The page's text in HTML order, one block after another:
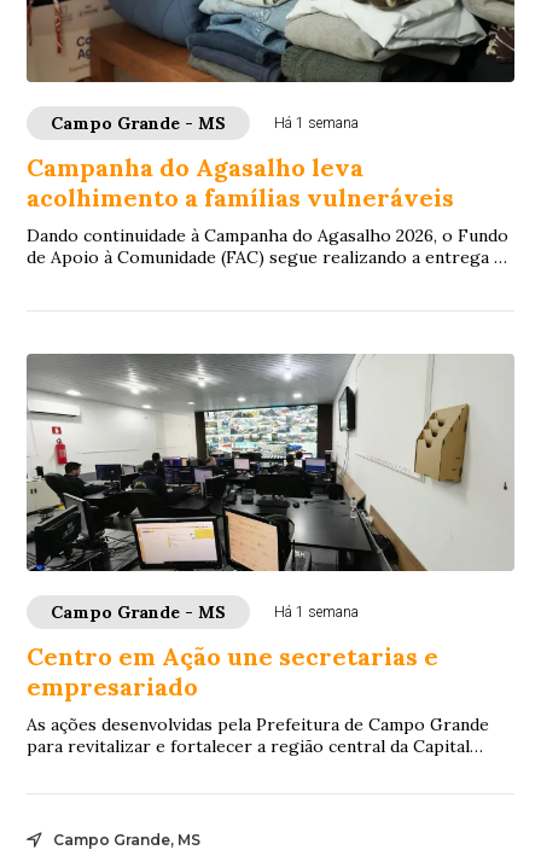
Campo Grande - MS Há 1 semana
Campanha do Agasalho leva
acolhimento a famílias vulneráveis
Dando continuidade à Campanha do Agasalho 2026, o Fundo
de Apoio à Comunidade (FAC) segue realizando a entrega de
Campo Grande - MS Há 1 semana
Centro em Ação une secretarias e
empresariado
As ações desenvolvidas pela Prefeitura de Campo Grande
para revitalizar e fortalecer a região central da Capital
Campo Grande, MS